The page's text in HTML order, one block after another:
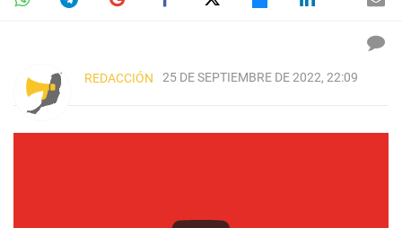
REDACCIÓN 25 DE SEPTIEMBRE DE 2022, 22:09